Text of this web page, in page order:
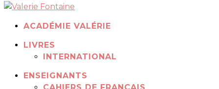
ACADÉMIE VALÉRIE
LIVRES
INTERNATIONAL
ENSEIGNANTS